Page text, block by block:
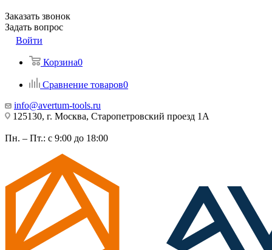
Заказать звонок
Задать вопрос
Войти
Корзина0
Сравнение товаров0
info@avertum-tools.ru
125130, г. Москва, Старопетровский проезд 1А
Пн. – Пт.: с 9:00 до 18:00